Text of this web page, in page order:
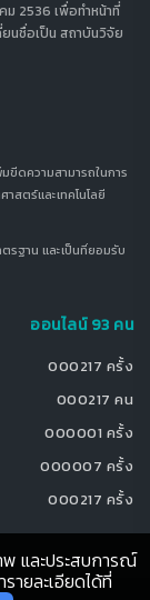
ม 2536 เพื่อทำหน้าที่
ยนชื่อเป็น สถาบันวิจัย
ดความสามารถในการ
สตร์และเทคโนโลยี
ฐาน และเป็นที่ยอมรับ
ออนไลน์ 93 คน
000217 ครั้ง
000217 คน
000001 ครั้ง
000007 ครั้ง
000217 ครั้ง
และประสบการณ์
ายละเอียดได้ที่